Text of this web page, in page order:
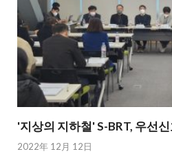
'지상의 지하철' S-BRT, 우선
2022年 12月 12日